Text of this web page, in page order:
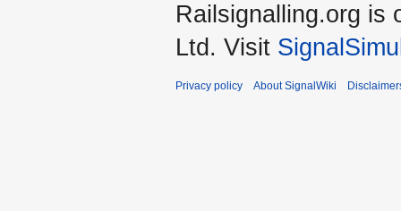
Railsignalling.org is
Ltd. Visit
Privacy policy About SignalWiki